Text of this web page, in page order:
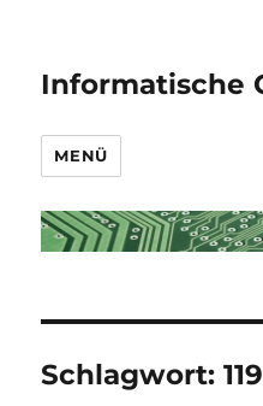
Informatische
MENÜ
Schlagwort:119